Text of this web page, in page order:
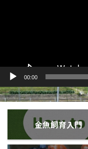
00:00
金魚飼育入門